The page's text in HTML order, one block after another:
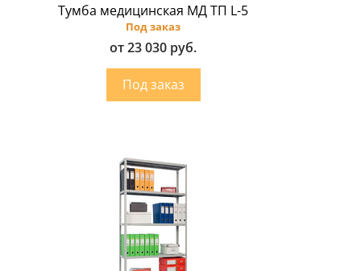
Тумба медицинская МД ТП L-5
Под заказ
от 23 030 руб.